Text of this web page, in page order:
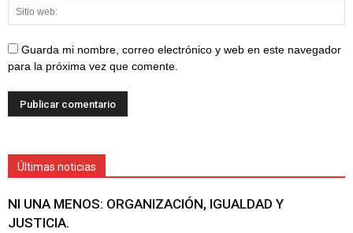
Guarda mi nombre, correo electrónico y web en este navegador
para la próxima vez que comente.
Últimas noticias
NI UNA MENOS: ORGANIZACIÓN, IGUALDAD Y
JUSTICIA.